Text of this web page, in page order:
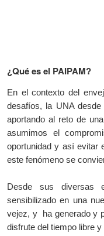
¿Qué es el PAIPAM?
En el contexto del
desafíos, la UNA
aportando al reto de
asumimos el
oportunidad y así evitar
este fenómeno se
Desde sus diversas
sensibilizado en una
vejez, y
ha generado y
disfrute del tiempo libre